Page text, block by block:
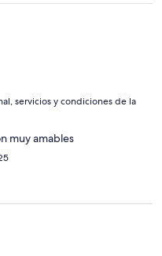
servicios y condiciones de la
muy amables